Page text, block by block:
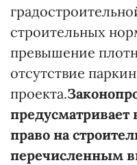
строительных
превышение
отсутствие
проекта.
право на
перечисленным